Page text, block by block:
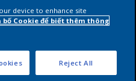
device to enhance site
bố Cookie để biết thêm thông
Reject All